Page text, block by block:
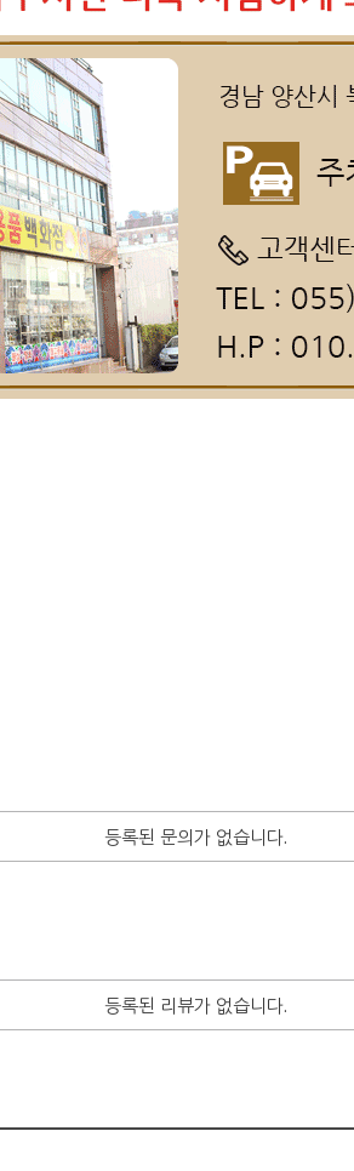
등록된 문의가 없습니다.
등록된 리뷰가 없습니다.